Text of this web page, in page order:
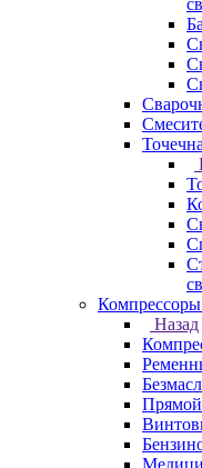
Компрессоры
Назад